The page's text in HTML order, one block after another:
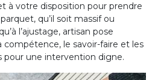
à votre disposition pour prendre
qu’il soit massif ou
l’ajustage, artisan pose
compétence, le savoir-faire et les
pour une intervention digne.